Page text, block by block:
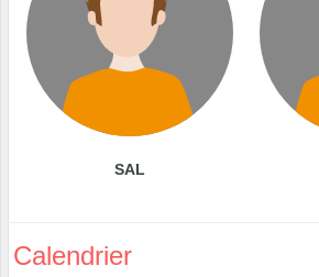
SAL
Calendrier